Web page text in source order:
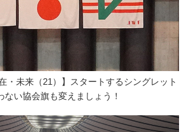
・未来（21）】スタートするシングレット
い協会旗も変えましょう！